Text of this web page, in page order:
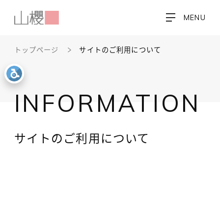
MENU
トップページ サイトのご利用について
INFORMATION
サイトのご利用について